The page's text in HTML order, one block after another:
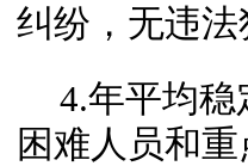
纠纷，无违法
4.年平均
困难人员和